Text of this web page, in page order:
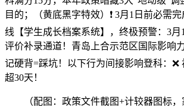
目的；‌（黄底黑字特效）❗️ 3月1日前必需
线【学生成长档案系统】，‌终极预警：3
评价补录通道！青岛上合示范区国际影响
记硬背=踩坑！‌以下行为间接影响登科‌：❌
超30天！
（配图：政策文件截图+计较器图标，